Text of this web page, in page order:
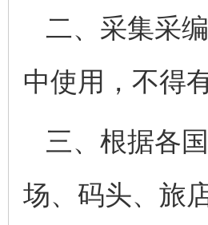
二、采集采
中使用，不得
三、根据各
场、码头、旅